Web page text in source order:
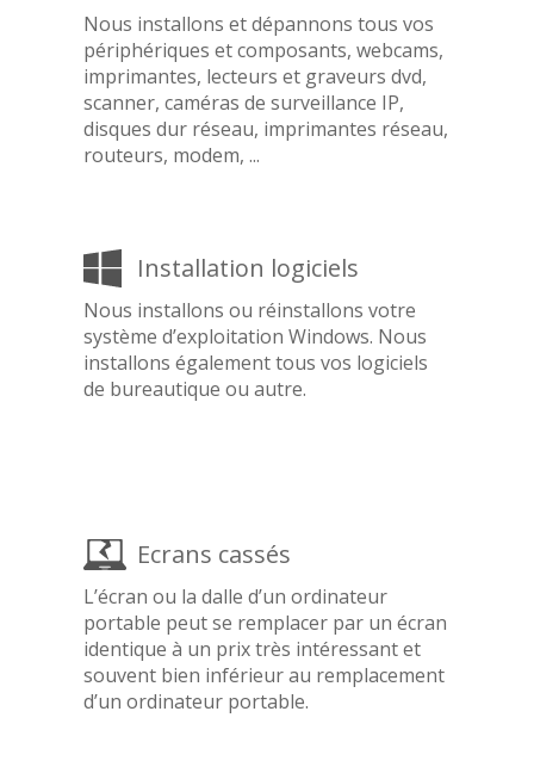
Nous installons et dépannons tous vos
périphériques et composants, webcams,
imprimantes, lecteurs et graveurs dvd,
scanner, caméras de surveillance IP,
disques dur réseau, imprimantes réseau,
routeurs, modem, ...
Installation logiciels
Nous installons ou réinstallons votre
système d’exploitation Windows. Nous
installons également tous vos logiciels
de bureautique ou autre.
Ecrans cassés
L’écran ou la dalle d’un ordinateur
portable peut se remplacer par un écran
identique à un prix très intéressant et
souvent bien inférieur au remplacement
d’un ordinateur portable.